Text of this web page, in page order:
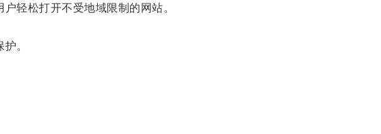
轻松打开不受地域限制的网站。
。